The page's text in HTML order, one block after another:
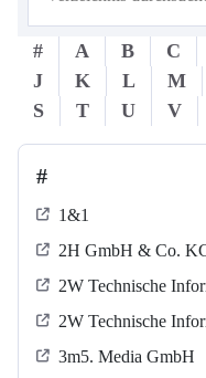
# A B C
J
K L M
S
T U V
#
1&1
2H GmbH & Co.
2W Technische
2W Technische
3m5. Media GmbH